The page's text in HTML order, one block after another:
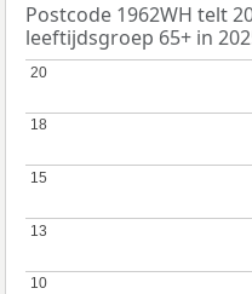
Postcode 1962WH telt
leeftijdsgroep 65+ in
10
10
13
13
15
15
18
18
20
20